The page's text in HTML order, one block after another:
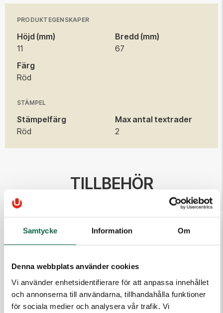
Samtycke Information Om
Denna webbplats använder cookies
Vi använder enhetsidentifierare för att anpassa innehållet
och annonserna till användarna, tillhandahålla funktioner
för sociala medier och analysera vår trafik. Vi
PRODUKTEGENSKAPER
Höjd (mm)
11
Bredd (mm)
67
Färg
Röd
STÄMPEL
Stämpelfärg
Röd
Max antal textrader
2
TILLBEHÖR